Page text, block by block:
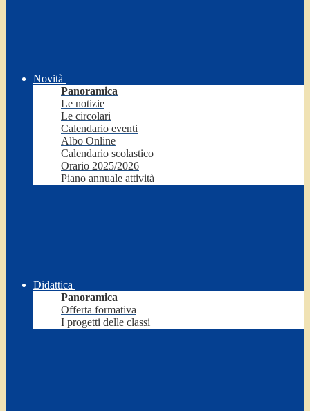
Novità
Panoramica
Le notizie
Le circolari
Calendario eventi
Albo Online
Calendario scolastico
Orario 2025/2026
Piano annuale attività
Didattica
Panoramica
Offerta formativa
I progetti delle classi